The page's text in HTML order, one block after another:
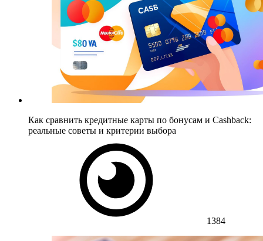
Как сравнить кредитные карты по бонусам и Cashback:
реальные советы и критерии выбора
1384